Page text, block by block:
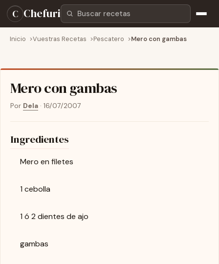
C ChefuriBuscar recetas
Inicio Vuestras Recetas Pescatero Mero con gambas
Mero con gambas
Por Dela · 16/07/2007
Ingredientes
Mero en filetes
1 cebolla
1 ó 2 dientes de ajo
gambas